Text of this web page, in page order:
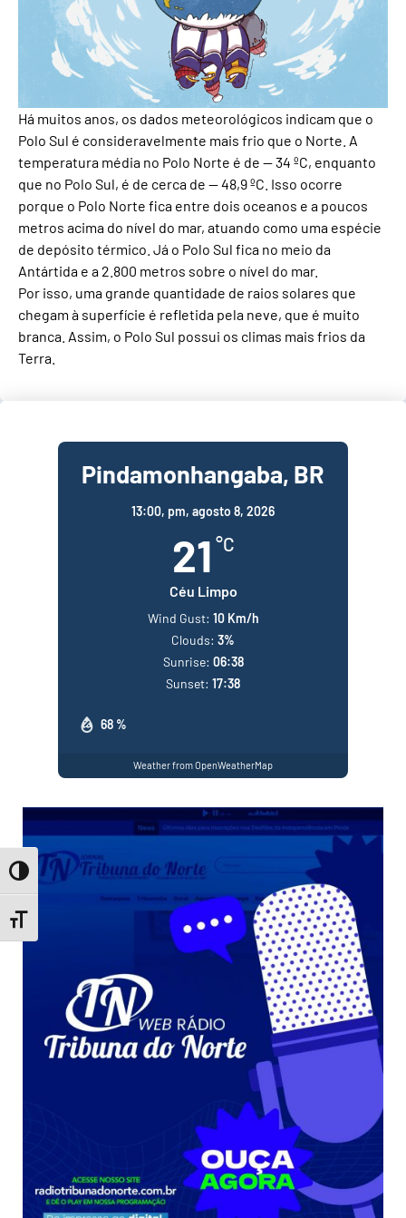
Toggle High Contrast
Toggle Font size
Há muitos anos, os dados meteorológicos indicam que o
Polo Sul é consideravelmente mais frio que o Norte. A
temperatura média no Polo Norte é de — 34 ºC, enquanto
que no Polo Sul, é de cerca de — 48,9 ºC. Isso ocorre
porque o Polo Norte fica entre dois oceanos e a poucos
metros acima do nível do mar, atuando como uma espécie
de depósito térmico. Já o Polo Sul fica no meio da
Antártida e a 2.800 metros sobre o nível do mar.
Por isso, uma grande quantidade de raios solares que
chegam à superfície é refletida pela neve, que é muito
branca. Assim, o Polo Sul possui os climas mais frios da
Terra.
Pindamonhangaba, BR
13:00, pm, agosto 8, 2026
21 °C
Céu Limpo
68 %
Wind Gust: 10 Km/h
Clouds: 3%
Sunrise: 06:38
Sunset: 17:38
Weather from OpenWeatherMap